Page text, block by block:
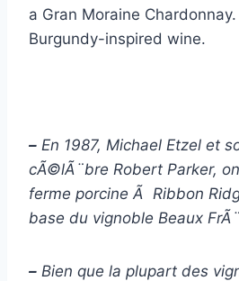
a Gran Moraine
Burgundy-inspired wine.
– En 1987, Michael Etzel et
cÃ©lÃ¨bre Robert Parker,
ferme porcine Ã Ribbon
base du vignoble Beaux
– Bien que la plupart des